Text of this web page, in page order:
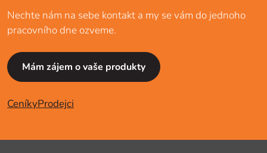
Nechte nám na sebe kontakt a my se vám do jednoho
pracovního dne ozveme.
Mám zájem o vaše produkty
CeníkyProdejci